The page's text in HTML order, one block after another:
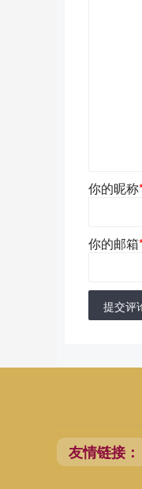
你的昵称
你的邮箱
提交评
友情链接：